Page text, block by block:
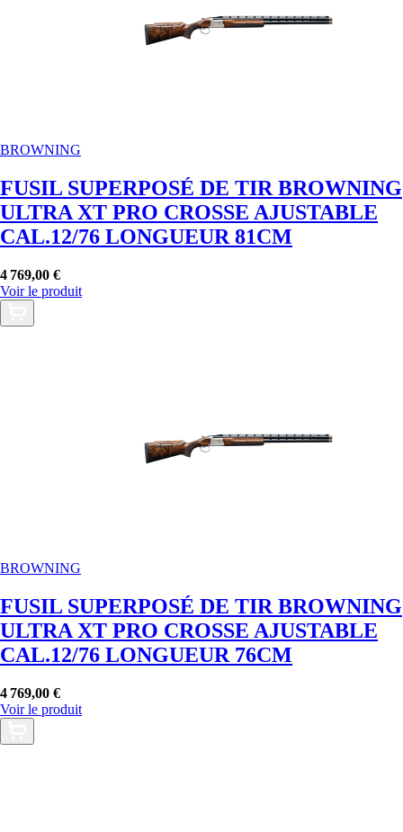
BROWNING
FUSIL SUPERPOSÉ DE TIR BROWNING
ULTRA XT PRO CROSSE AJUSTABLE
CAL.12/76 LONGUEUR 81CM
4 769,00 €
Voir le produit
BROWNING
FUSIL SUPERPOSÉ DE TIR BROWNING
ULTRA XT PRO CROSSE AJUSTABLE
CAL.12/76 LONGUEUR 76CM
4 769,00 €
Voir le produit